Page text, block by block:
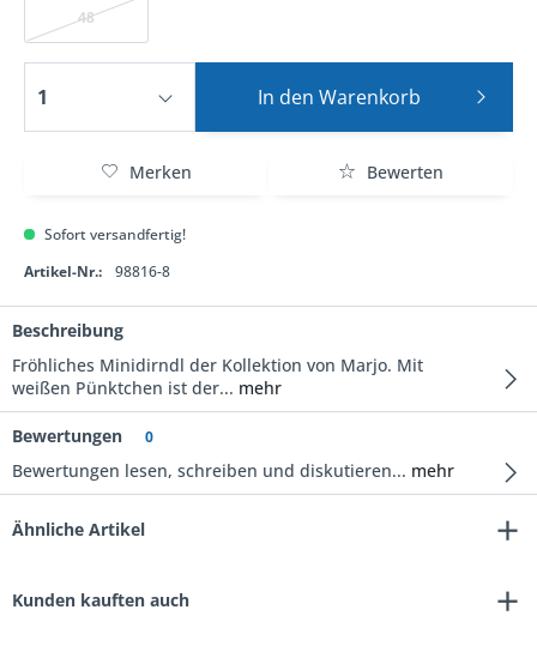
48
In den Warenkorb
Merken Bewerten
Sofort versandfertig!
Artikel-Nr.:
98816-8
Beschreibung
Fröhliches Minidirndl der Kollektion von Marjo. Mit
weißen Pünktchen ist der... mehr
Bewertungen 0
Bewertungen lesen, schreiben und diskutieren... mehr
Ähnliche Artikel
Kunden kauften auch